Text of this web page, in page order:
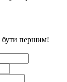
бути першим!